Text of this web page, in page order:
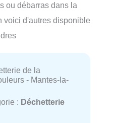
ou débarras dans la
voici d'autres disponible
de la
- Mantes-la-
: Déchetterie